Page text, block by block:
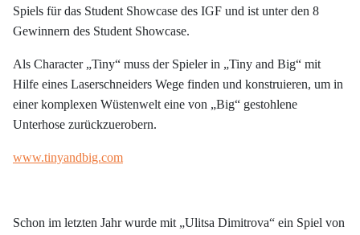
Spiels für das Student Showcase des IGF und ist unter den 8
Gewinnern des Student Showcase.
Als Character „Tiny“ muss der Spieler in „Tiny and Big“ mit
Hilfe eines Laserschneiders Wege finden und konstruieren, um in
einer komplexen Wüstenwelt eine von „Big“ gestohlene
Unterhose zurückzuerobern.
www.tinyandbig.com
Schon im letzten Jahr wurde mit „Ulitsa Dimitrova“ ein Spiel von